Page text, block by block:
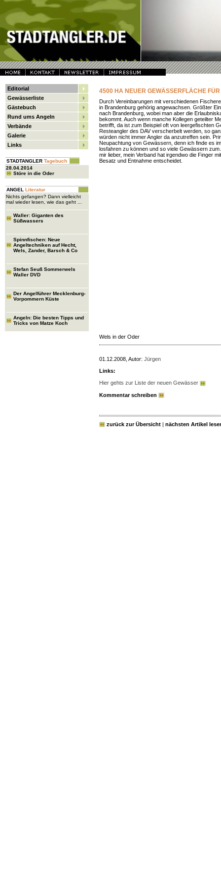
Editorial
Gewässerliste
Gästebuch
Rund ums Angeln
Verbände
Galerie
Links
STADTANGLER Tagebuch
28.04.2014
Störe in die Oder
ANGEL Literatur
Nichts gefangen? Dann vielleicht
mal wieder lesen, wie das geht ...
Waller: Giganten des
Süßwassers
Spinnfischen: Neue
Angeltechniken auf Hecht,
Wels, Zander, Barsch & Co
Stefan Seuß Sommerwels
Waller DVD
Der Angelführer Mecklenburg-
Vorpommern Küste
Angeln: Die besten Tipps und
Tricks von Matze Koch
4500 HA NEUER GEWÄSSERFLÄCHE
Durch Vereinbarungen mit verschiedenen
in Brandenburg gehörig angewachsen. Größter
nach Brandenburg, wobei man aber die
bekommt. Auch wenn manche Kollegen geteilter
betrifft, da ist zum Beispiel oft von leergefischten
Resteangler des DAV verscherbelt werden, so
würden nicht immer Angler da anzutreffen sein.
Neupachtung von Gewässern, denn ich finde es
losfahren zu können und so viele Gewässern
mir lieber, mein Verband hat irgendwo die Finger
Besatz und Entnahme entscheidet.
Wels in der Oder
01.12.2008, Autor: Jürgen
Links:
Hier gehts zur Liste der neuen Gewässer
Kommentar schreiben
zurück zur Übersicht | nächsten Artikel